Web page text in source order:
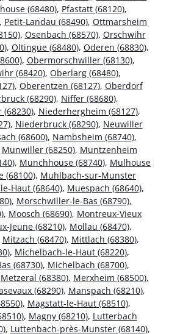
(68480), Pfastatt (68120),
Petit-Landau (68490), Ottmarsheim
, Osenbach (68570), Orschwihr
, Oltingue (68480), Oderen (68830),
, Obermorschwiller (68130),
(68420), Oberlarg (68480),
, Oberentzen (68127), Oberdorf
(68290), Niffer (68680),
, Niederhergheim (68127),
, Niederbruck (68290), Neuwiller
(68600), Nambsheim (68740),
Munwiller (68250), Muntzenheim
, Munchhouse (68740), Mulhouse
(68100), Muhlbach-sur-Munster
Haut (68640), Muespach (68640),
, Morschwiller-le-Bas (68790),
, Moosch (68690), Montreux-Vieux
Jeune (68210), Mollau (68470),
Mitzach (68470), Mittlach (68380),
, Michelbach-le-Haut (68220),
(68730), Michelbach (68700),
Metzeral (68380), Merxheim (68500),
(68290), Manspach (68210),
, Magstatt-le-Haut (68510),
, Magny (68210), Lutterbach
, Luttenbach-près-Munster (68140),